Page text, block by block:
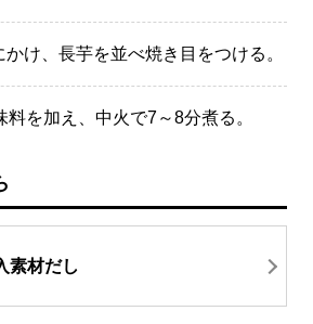
け、長芋を並べ焼き目をつける。
を加え、中火で7～8分煮る。
素材だし